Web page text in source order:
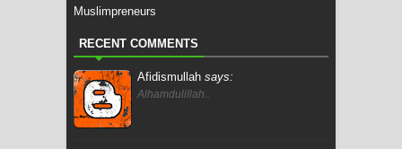
Muslimpreneurs
RECENT COMMENTS
Afidismullah says:
Alhamdulillah..